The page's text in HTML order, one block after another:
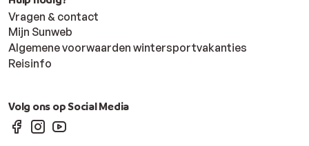
Vragen & contact
Mijn Sunweb
Algemene voorwaarden wintersportvakanties
Reisinfo
Volg ons op Social Media